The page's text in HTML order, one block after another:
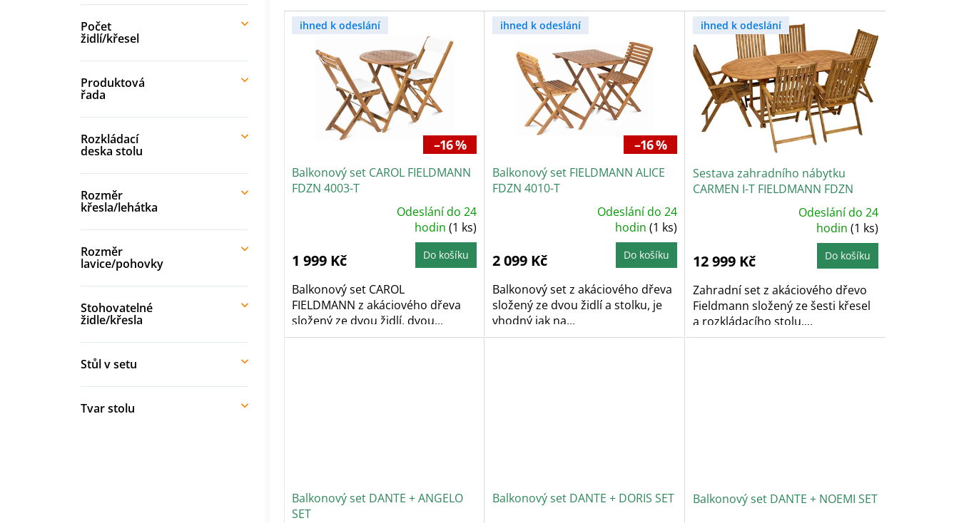
Počet
židlí/křesel
Produktová
řada
Rozkládací
deska stolu
Rozměr
křesla/lehátka
Rozměr
lavice/pohovky
Stohovatelné
židle/křesla
Stůl v setu
Tvar stolu
e
ihned k odeslání
–16 %
Balkonový set CAROL FIELDMANN
FDZN 4003-T
5,0
z
5
Odeslání do 24
hodin(1 ks)
1 999 Kč Do košíku
Balkonový set CAROL
FIELDMANN z akáciového dřeva
složený ze dvou židlí, dvou...
ihned k odeslání
–16 %
Balkonový set FIELDMANN ALICE
FDZN 4010-T
5,0
z
5
Odeslání do 24
hodin(1 ks)
2 099 Kč Do košíku
Balkonový set z akáciového dřeva
složený ze dvou židlí a stolku, je
vhodný jak na...
ihned k odeslání
Sestava zahradního nábytku
CARMEN I-T FIELDMANN FDZN
5,0
z
5
Odeslání do 24
hodin (1 ks)
12 999 Kč Do košíku
Zahradní set z akáciového dřevo
Fieldmann složený ze šesti křesel
a rozkládacího stolu,...
Balkonový set DANTE + ANGELO
SET
Balkonový set DANTE + DORIS SET Balkonový set DANTE + NOEMI SET